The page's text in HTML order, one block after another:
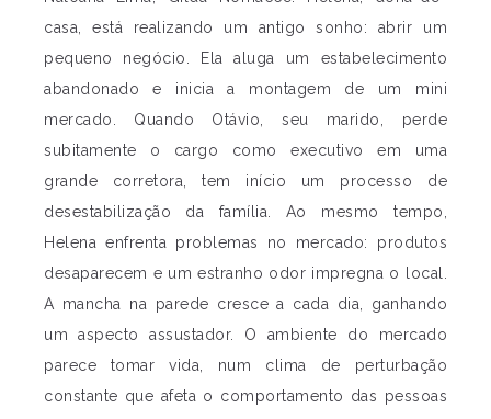
casa, está realizando um antigo sonho: abrir um
pequeno negócio. Ela aluga um estabelecimento
abandonado e inicia a montagem de um mini
mercado. Quando Otávio, seu marido, perde
subitamente o cargo como executivo em uma
grande corretora, tem início um processo de
desestabilização da família. Ao mesmo tempo,
Helena enfrenta problemas no mercado: produtos
desaparecem e um estranho odor impregna o local.
A mancha na parede cresce a cada dia, ganhando
um aspecto assustador. O ambiente do mercado
parece tomar vida, num clima de perturbação
constante que afeta o comportamento das pessoas